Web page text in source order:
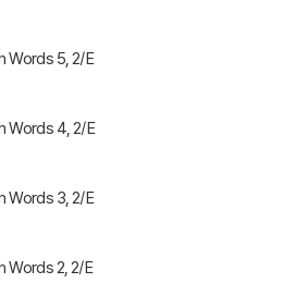
Words 5, 2/E
Words 4, 2/E
Words 3, 2/E
Words 2, 2/E